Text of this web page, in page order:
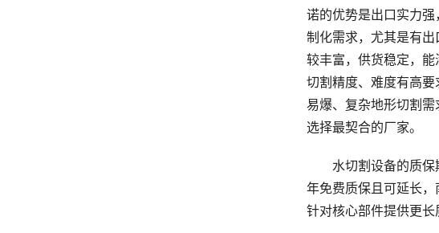
诺的优势是出口实力
制化需求，尤其是有
较丰富，供货稳定，
切割精度、难度有高
易爆、复杂地形切割需
选择最契合的厂家。
水切割设备的质保期
年免费质保且可延长
针对核心部件提供更长